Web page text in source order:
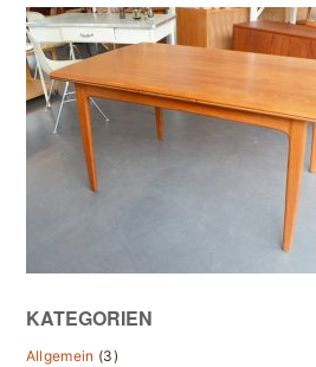
KATEGORIEN
Allgemein (3)